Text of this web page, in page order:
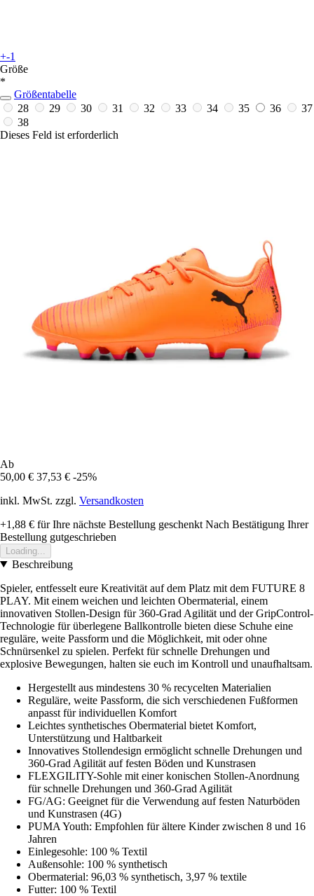
+-1
Größe
*
Größentabelle
28
29 30 31 32 33 34 35 36
37
38
Dieses Feld ist erforderlich
Ab
50,00 € 37,53 € -25%
inkl. MwSt. zzgl. Versandkosten
+1,88 € für Ihre nächste Bestellung geschenkt Nach Bestätigung Ihrer
Bestellung gutgeschrieben
Loading...
Beschreibung
Spieler, entfesselt eure Kreativität auf dem Platz mit dem FUTURE 8
PLAY. Mit einem weichen und leichten Obermaterial, einem
innovativen Stollen-Design für 360-Grad Agilität und der GripControl-
Technologie für überlegene Ballkontrolle bieten diese Schuhe eine
reguläre, weite Passform und die Möglichkeit, mit oder ohne
Schnürsenkel zu spielen. Perfekt für schnelle Drehungen und
explosive Bewegungen, halten sie euch im Kontroll und unaufhaltsam.
Hergestellt aus mindestens 30 % recycelten Materialien
Reguläre, weite Passform, die sich verschiedenen Fußformen
anpasst für individuellen Komfort
Leichtes synthetisches Obermaterial bietet Komfort,
Unterstützung und Haltbarkeit
Innovatives Stollendesign ermöglicht schnelle Drehungen und
360-Grad Agilität auf festen Böden und Kunstrasen
FLEXGILITY-Sohle mit einer konischen Stollen-Anordnung
für schnelle Drehungen und 360-Grad Agilität
FG/AG: Geeignet für die Verwendung auf festen Naturböden
und Kunstrasen (4G)
PUMA Youth: Empfohlen für ältere Kinder zwischen 8 und 16
Jahren
Einlegesohle: 100 % Textil
Außensohle: 100 % synthetisch
Obermaterial: 96,03 % synthetisch, 3,97 % textile
Futter: 100 % Textil